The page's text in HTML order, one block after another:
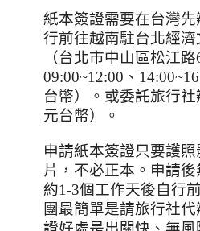
紙本簽證需要在台灣先
行前往越南駐台北經
（台北市中山區松江路
09:00~12:00 、
台幣）。或委託旅行社
元台幣）。
申請紙本簽證只要護
片，不必正本。申請後
約1-3個工作天後自行
團最簡單是請旅行社